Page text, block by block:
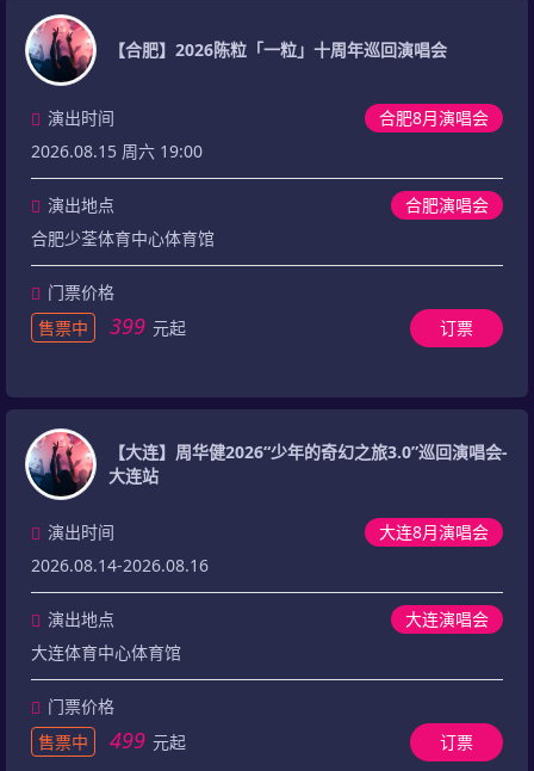
【合肥】2026陈粒「一粒」十周年巡回演唱会
合肥8月演唱会
演出时间
2026.08.15 周六 19:00
演出地点
合肥演唱会
合肥少荃体育中心体育馆
门票价格
售票中
399 元起 订票
【大连】周华健2026“少年的奇幻之旅3.0”巡回演唱会-
大连站
大连8月演唱会
演出时间
2026.08.14-2026.08.16
演出地点
大连演唱会
大连体育中心体育馆
门票价格
售票中
499 元起 订票